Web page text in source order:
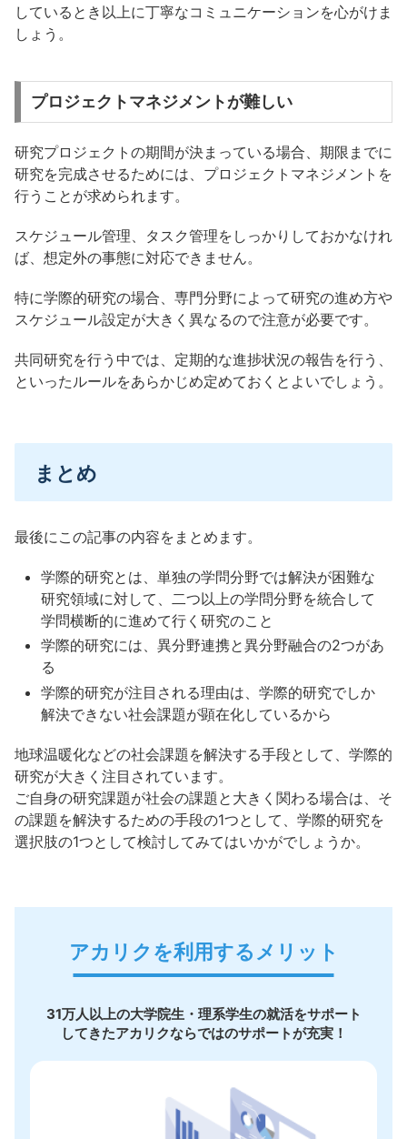
しているとき以上に丁寧なコミュニケーションを心がけま
しょう。
プロジェクトマネジメントが難しい
研究プロジェクトの期間が決まっている場合、期限までに
研究を完成させるためには、プロジェクトマネジメントを
行うことが求められます。
スケジュール管理、タスク管理をしっかりしておかなけれ
ば、想定外の事態に対応できません。
特に学際的研究の場合、専門分野によって研究の進め方や
スケジュール設定が大きく異なるので注意が必要です。
共同研究を行う中では、定期的な進捗状況の報告を行う、
といったルールをあらかじめ定めておくとよいでしょう。
まとめ
最後にこの記事の内容をまとめます。
学際的研究とは、単独の学問分野では解決が困難な
研究領域に対して、二つ以上の学問分野を統合して
学問横断的に進めて行く研究のこと
学際的研究には、異分野連携と異分野融合の2つがあ
る
学際的研究が注目される理由は、学際的研究でしか
解決できない社会課題が顕在化しているから
地球温暖化などの社会課題を解決する手段として、学際的
研究が大きく注目されています。
ご自身の研究課題が社会の課題と大きく関わる場合は、そ
の課題を解決するための手段の1つとして、学際的研究を
選択肢の1つとして検討してみてはいかがでしょうか。
アカリクを利用するメリット
31万人以上の大学院生・理系学生の就活をサポート
してきたアカリクならではのサポートが充実！